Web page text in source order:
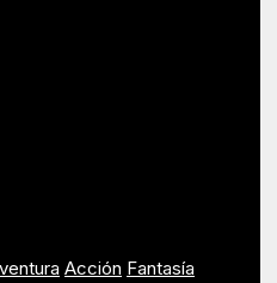
Acción Fantasía